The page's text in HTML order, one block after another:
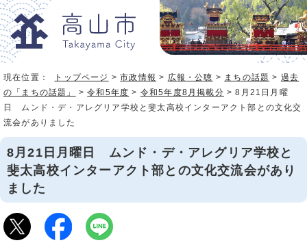
現在位置： トップページ >市政情報 > 広報・公聴 > まちの話題 > 過去
の「まちの話題」
>令和5年度 > 令和5年度8月掲載分 > 8月21日月曜
日 ムンド・デ・アレグリア学校と斐太高校インターアクト部との文化交
流会がありました
8月21日月曜日 ムンド・デ・アレグリア学校と
斐太高校インターアクト部との文化交流会があり
ました